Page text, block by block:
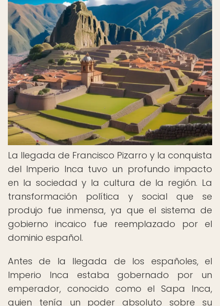
La llegada de Francisco Pizarro y la conquista
del Imperio Inca tuvo un profundo impacto
en la sociedad y la cultura de la región. La
transformación política y social que se
produjo fue inmensa, ya que el sistema de
gobierno incaico fue reemplazado por el
dominio español.
Antes de la llegada de los españoles, el
Imperio Inca estaba gobernado por un
emperador, conocido como el Sapa Inca,
quien tenía un poder absoluto sobre su